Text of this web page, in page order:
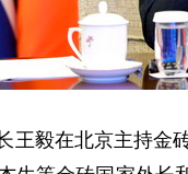
王毅在北京主持金